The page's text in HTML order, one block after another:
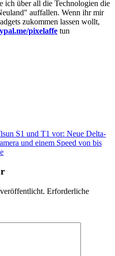
ich über all die Technologien die
auffallen. Wenn ihr mir
zukommen lassen wollt,
pixelaffe tun
S1 und T1 vor: Neue Delta-
und einem Speed von bis
Erforderliche